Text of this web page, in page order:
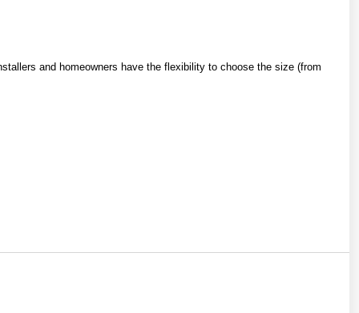
and homeowners have the flexibility to choose the size (from